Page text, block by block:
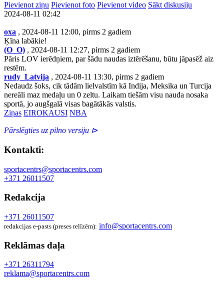
Pievienot ziņu Pievienot foto Pievienot video Sākt diskusiju
2024-08-11 02:42
oxa , 2024-08-11 12:00, pirms 2 gadiem
Ķīna labākie!
(O_O) , 2024-08-11 12:27, pirms 2 gadiem
Pāris LOV ierēdņiem, par šādu naudas iztērēšanu, būtu jāpasēž aiz
restēm.
rudy_Latvija , 2024-08-11 13:30, pirms 2 gadiem
Nedaudz šoks, cik tādām lielvalstīm kā Indija, Meksika un Turcija
nereāli maz medaļu un 0 zeltu. Laikam tiešām visu nauda nosaka
sportā, jo augšgalā visas bagātākās valstis.
Ziņas EIROKAUSI NBA
Pārslēgties uz pilno versiju ⊳
Kontakti:
sportacentrs@sportacentrs.com
+371 26011507
Redakcija
+371 26011507
redakcijas e-pasts (preses relīzēm): info@sportacentrs.com
Reklāmas daļa
+371 26311794
reklama@sportacentrs.com